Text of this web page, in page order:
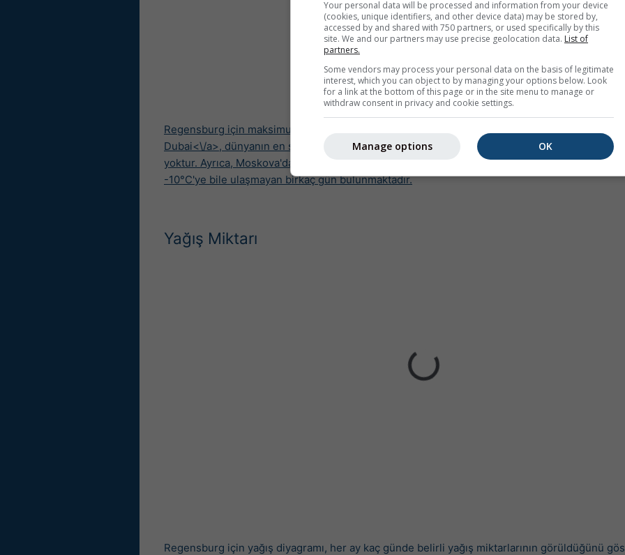
Regensburg için maksimum sıcaklık diyagramı, her ay kaç günün belirli sıcaklıklara ulaştığını
Dubai<\/a>, dünyanın en sıcak şehirlerinden biridir ve Temmuz'da 40°C'nin altında
yoktur. Ayrıca, Moskova'daki soğuk kışları<\/a> da görebilirsiniz; burada günlük maksimum
-10°C'ye bile ulaşmayan birkaç gün bulunmaktadır.
Yağış Miktarı
Regensburg için yağış diyagramı, her ay kaç günde belirli yağış miktarlarının görüldüğünü
Your personal data will be processed and information from your device
(cookies, unique identifiers, and other device data) may be stored by,
accessed by and shared with 750 partners, or used specifically by this
site. We and our partners may use precise geolocation data. List of
partners.
Some vendors may process your personal data on the basis of legitimate
interest, which you can object to by managing your options below. Look
for a link at the bottom of this page or in the site menu to manage or
withdraw consent in privacy and cookie settings.
OK
Manage options